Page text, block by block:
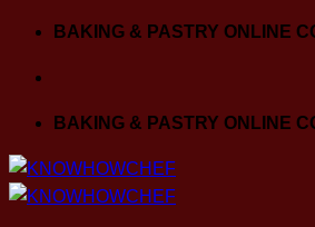
Skip
content
BAKING & PASTRY ONLINE
BAKING & PASTRY ONLINE